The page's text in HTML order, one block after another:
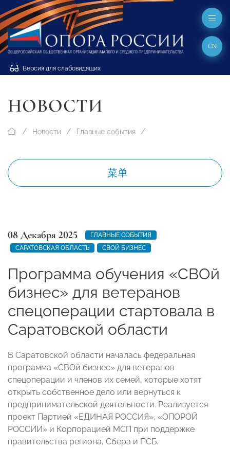
Версия для слабовидящих
CN
НОВОСТИ
Новости Главные события
菜单
08 Декабря 2025
ГЛАВНЫЕ СОБЫТИЯ
САРАТОВСКАЯ ОБЛАСТЬ
СВОЙ БИЗНЕС
Программа обучения «СВОй
бизнес» для ветеранов
спецоперации стартовала в
Саратовской области
В Саратовской области началась федеральная
программа «СВОй бизнес» для ветеранов
спецоперации и членов их семей, которые хотят
открыть собственное дело или вернуться к
предпринимательской деятельности. Реализуется
проект Партией «ЕДИНАЯ РОССИЯ», «ОПОРОЙ
РОССИИ» и Корпорацией МСП при поддержке
правительства региона, Сбера и ПСБ.